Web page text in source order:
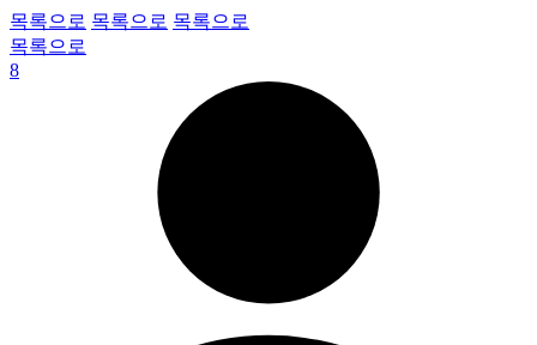
목록으로 목록으로 목록으로
목록으로
8